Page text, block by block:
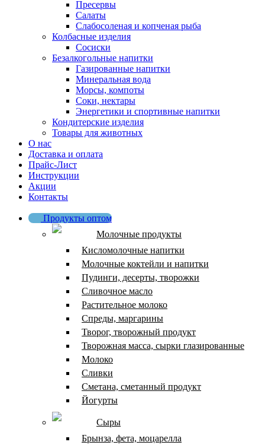
Пресервы
Салаты
Слабосоленая и копченая рыба
Колбасные изделия
Сосиски
Безалкогольные напитки
Газированные напитки
Минеральная вода
Морсы, компоты
Соки, нектары
Энергетики и спортивные напитки
Кондитерские изделия
Товары для животных
О нас
Доставка и оплата
Прайс-Лист
Инструкции
Акции
Контакты
Продукты оптом
Молочные продукты
Кисломолочные напитки
Молочные коктейли и напитки
Пудинги, десерты, творожки
Сливочное масло
Растительное молоко
Спреды, маргарины
Творог, творожный продукт
Творожная масса, сырки глазированные
Молоко
Сливки
Сметана, сметанный продукт
Йогурты
Сыры
Брынза, фета, моцарелла